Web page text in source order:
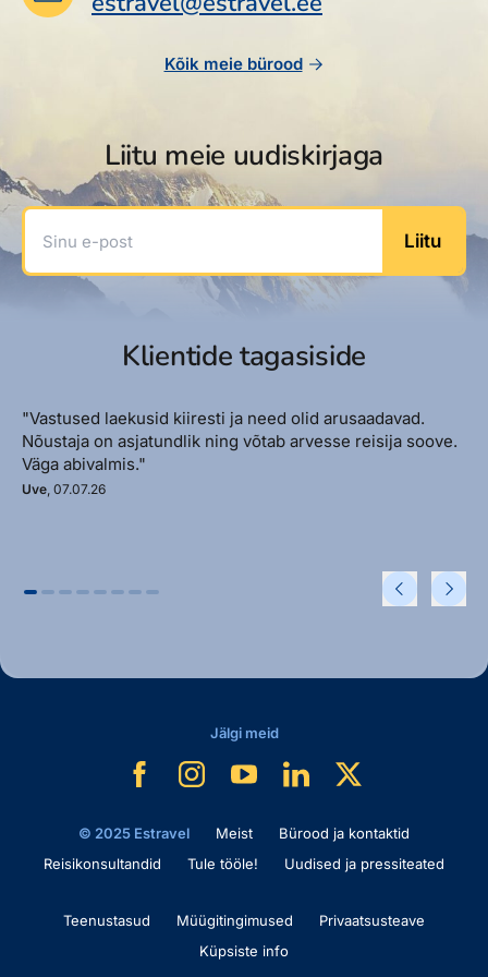
Reisitarvete e-pood
Kuldkaart
Platinum Club
Boonuspunktid
Meist
Kontaktid
Reisikonsultandi teenus
Tule tööle
Uudised
Kõik meie bürood
Liitu meie uudiskirjaga
Sinu e-post
Liitu
Klientide tagasiside
"Vastused laekusid kiiresti ja need olid arusaadavad.
Nõustaja on asjatundlik ning võtab arvesse reisija soove.
Väga abivalmis."
Uve, 07.07.26
© 2025 Estravel Meist
Bürood ja kontaktid
Reisikonsultandid
Tule tööle! Uudised ja pressiteated
Teenustasud Müügitingimused
Privaatsusteave
Küpsiste info
Jälgi meid